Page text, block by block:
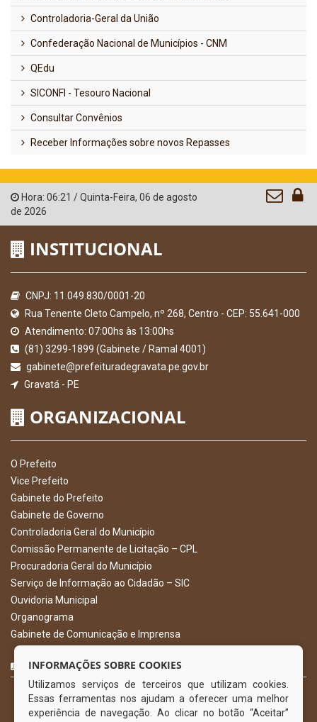
Controladoria-Geral da União
Confederação Nacional de Municípios - CNM
QEdu
SICONFI - Tesouro Nacional
Consultar Convênios
Receber Informações sobre novos Repasses
Hora: 06:21 /Quinta-Feira, 06 de agosto
de 2026
INSTITUCIONAL
CNPJ: 11.049.830/0001-20
Rua Tenente Cleto Campelo, nº 268, Centro - CEP: 55.641-000
Atendimento: 07:00hs às 13:00hs
(81) 3299-1899 (Gabinete / Ramal 4001)
gabinete@prefeituradegravata.pe.gov.br
Gravatá - PE
ORGANIZACIONAL
O Prefeito
Vice Prefeito
Gabinete do Prefeito
Gabinete de Governo
Controladoria Geral do Município
Comissão Permanente de Licitação – CPL
Procuradoria Geral do Município
Serviço de Informação ao Cidadão – SIC
Ouvidoria Municipal
Organograma
Gabinete de Comunicação e Imprensa
CURTA NOSSA FAN PAGE
INFORMAÇÕES SOBRE COOKIES
Utilizamos serviços de terceiros que utilizam cookies.
Essas ferramentas nos ajudam a oferecer uma melhor
experiência de navegação. Ao clicar no botão “Aceitar”